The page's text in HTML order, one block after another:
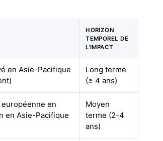
HORIZON
TEMPOREL DE
L'IMPACT
en Asie-Pacifique
Long terme
(≥ 4 ans)
en
en Asie-Pacifique
Moyen
terme (2-4
ans)